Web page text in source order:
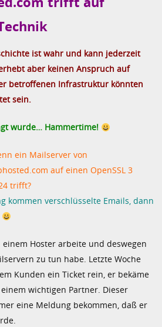
ist wahr und kann jederzeit
aber keinen Anspruch auf
betroffenen Infrastruktur könnten
sein.
wurde… Hammertime!
ein Mailserver von
auf einen OpenSSL 3
trifft?
kommen verschlüsselte Emails, dann
Hoster arbeite und deswegen
zu tun habe. Letzte Woche
Kunden ein Ticket rein, er bekäme
wichtigen Partner. Dieser
eine Meldung bekommen, daß er